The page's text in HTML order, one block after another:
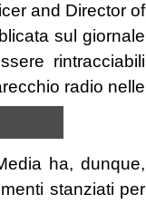
and Director of
sul giornale
rintracciabili
radio nelle
ha, dunque,
stanziati per